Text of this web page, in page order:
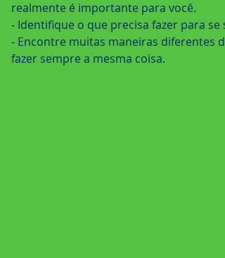
realmente é importante para você.
- Identifique o que precisa fazer para se
- Encontre muitas maneiras diferentes
fazer sempre a mesma coisa.